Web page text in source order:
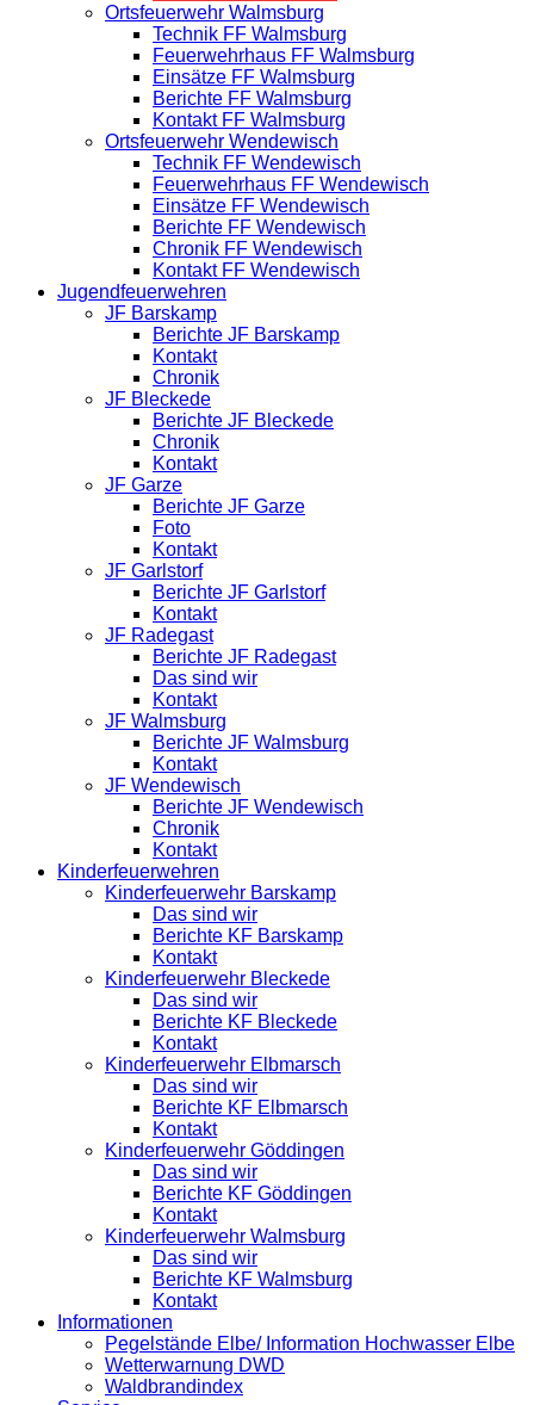
Ortsfeuerwehr Walmsburg
Technik FF Walmsburg
Feuerwehrhaus FF Walmsburg
Einsätze FF Walmsburg
Berichte FF Walmsburg
Kontakt FF Walmsburg
Ortsfeuerwehr Wendewisch
Technik FF Wendewisch
Feuerwehrhaus FF Wendewisch
Einsätze FF Wendewisch
Berichte FF Wendewisch
Chronik FF Wendewisch
Kontakt FF Wendewisch
Jugendfeuerwehren
JF Barskamp
Berichte JF Barskamp
Kontakt
Chronik
JF Bleckede
Berichte JF Bleckede
Chronik
Kontakt
JF Garze
Berichte JF Garze
Foto
Kontakt
JF Garlstorf
Berichte JF Garlstorf
Kontakt
JF Radegast
Berichte JF Radegast
Das sind wir
Kontakt
JF Walmsburg
Berichte JF Walmsburg
Kontakt
JF Wendewisch
Berichte JF Wendewisch
Chronik
Kontakt
Kinderfeuerwehren
Kinderfeuerwehr Barskamp
Das sind wir
Berichte KF Barskamp
Kontakt
Kinderfeuerwehr Bleckede
Das sind wir
Berichte KF Bleckede
Kontakt
Kinderfeuerwehr Elbmarsch
Das sind wir
Berichte KF Elbmarsch
Kontakt
Kinderfeuerwehr Göddingen
Das sind wir
Berichte KF Göddingen
Kontakt
Kinderfeuerwehr Walmsburg
Das sind wir
Berichte KF Walmsburg
Kontakt
Informationen
Pegelstände Elbe/ Information Hochwasser Elbe
Wetterwarnung DWD
Waldbrandindex